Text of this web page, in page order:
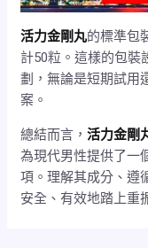
活力金剛丸的標準包
計50粒。這樣的包裝
劃，無論是短期試用
案。
總結而言，活力金剛
為現代男性提供了一
項。理解其成分、遵
安全、有效地踏上重